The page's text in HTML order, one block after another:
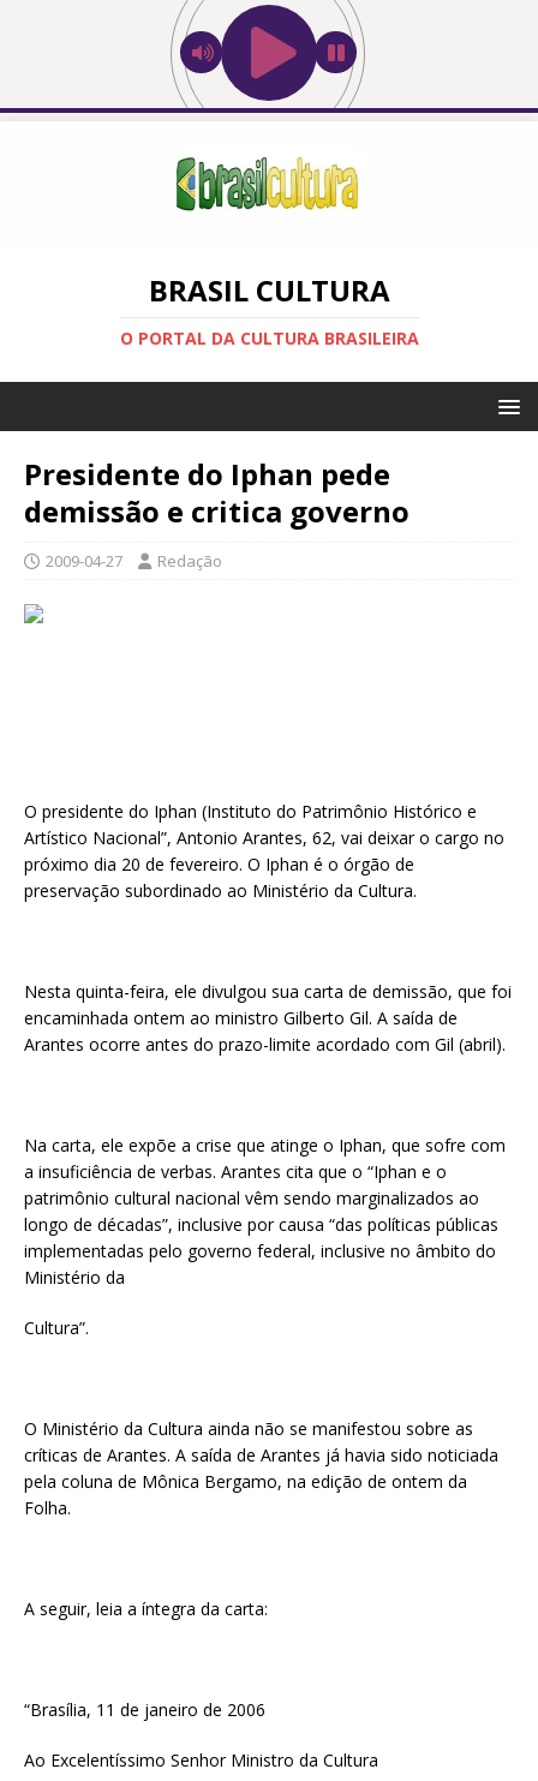
BRASIL CULTURA
O PORTAL DA CULTURA BRASILEIRA
Presidente do Iphan pede
demissão e critica governo
2009-04-27 Redação
O presidente do Iphan (Instituto do Patrimônio Histórico e
Artístico Nacional”, Antonio Arantes, 62, vai deixar o cargo no
próximo dia 20 de fevereiro. O Iphan é o órgão de
preservação subordinado ao Ministério da Cultura.
Nesta quinta-feira, ele divulgou sua carta de demissão, que foi
encaminhada ontem ao ministro Gilberto Gil. A saída de
Arantes ocorre antes do prazo-limite acordado com Gil (abril).
Na carta, ele expõe a crise que atinge o Iphan, que sofre com
a insuficiência de verbas. Arantes cita que o “Iphan e o
patrimônio cultural nacional vêm sendo marginalizados ao
longo de décadas”, inclusive por causa “das políticas públicas
implementadas pelo governo federal, inclusive no âmbito do
Ministério da
Cultura”.
O Ministério da Cultura ainda não se manifestou sobre as
críticas de Arantes. A saída de Arantes já havia sido noticiada
pela coluna de Mônica Bergamo, na edição de ontem da
Folha.
A seguir, leia a íntegra da carta:
“Brasília, 11 de janeiro de 2006
Ao Excelentíssimo Senhor Ministro da Cultura